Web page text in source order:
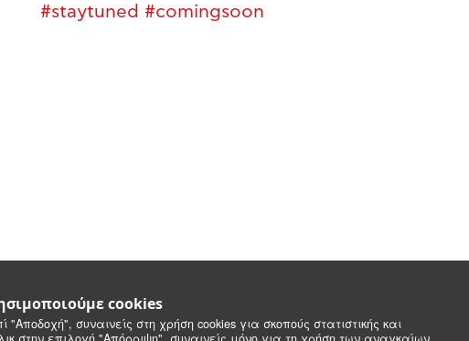
cookies
"Αποδοχή", συναινείς στη χρήση cookies για σκοπούς στατιστικής και
#staytuned #comingsoon